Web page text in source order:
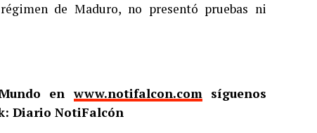
de Maduro, no presentó pruebas ni
enwww.notifalcon.comsíguenos
Diario NotiFalcón